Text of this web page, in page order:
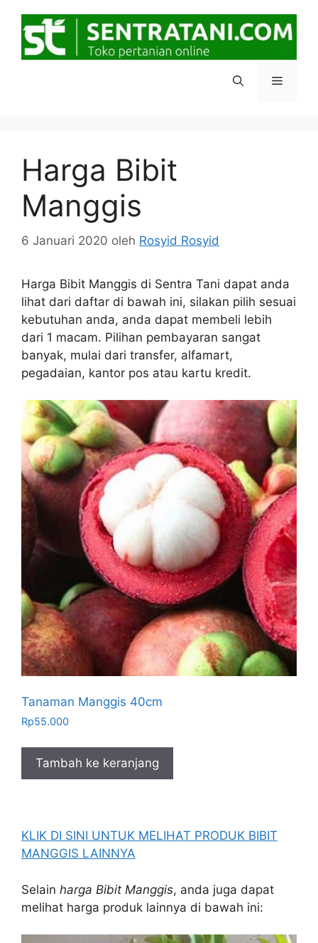
Menu
Harga Bibit
Manggis
6 Januari 2020 oleh Rosyid Rosyid
Harga Bibit Manggis di Sentra Tani dapat anda
lihat dari daftar di bawah ini, silakan pilih sesuai
kebutuhan anda, anda dapat membeli lebih
dari 1 macam. Pilihan pembayaran sangat
banyak, mulai dari transfer, alfamart,
pegadaian, kantor pos atau kartu kredit.
Tanaman Manggis 40cm
Rp55.000
Tambah ke keranjang
KLIK DI SINI UNTUK MELIHAT PRODUK BIBIT
MANGGIS LAINNYA
Selain harga Bibit Manggis, anda juga dapat
melihat harga produk lainnya di bawah ini: